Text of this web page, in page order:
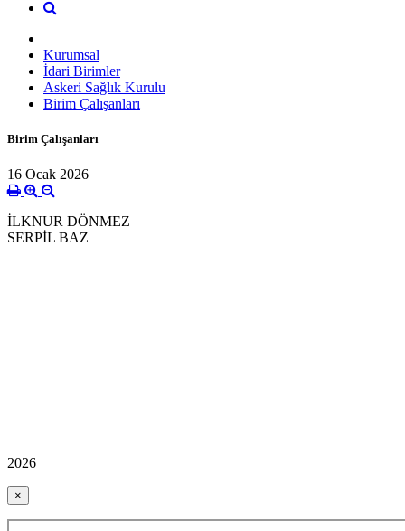
Kurumsal
İdari Birimler
Askeri Sağlık Kurulu
Birim Çalışanları
Birim Çalışanları
16 Ocak 2026
İLKNUR DÖNMEZ
SERPİL BAZ
2026
×